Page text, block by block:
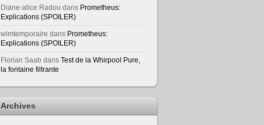
Diane-alice Radou dans Prometheus:
Explications (SPOILER)
wlmtemporaire dans Prometheus:
Explications (SPOILER)
Florian Saab dans Test de la Whirpool Pure,
la fontaine filtrante
Archives